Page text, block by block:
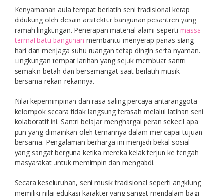
Kenyamanan aula tempat berlatih seni tradisional kerap
didukung oleh desain arsitektur bangunan pesantren yang
ramah lingkungan. Penerapan material alami seperti massa
termal batu bangunan membantu menyerap panas siang
hari dan menjaga suhu ruangan tetap dingin serta nyaman.
Lingkungan tempat latihan yang sejuk membuat santri
semakin betah dan bersemangat saat berlatih musik
bersama rekan-rekannya.
Nilai kepemimpinan dan rasa saling percaya antaranggota
kelompok secara tidak langsung terasah melalui latihan seni
kolaboratif ini. Santri belajar menghargai peran sekecil apa
pun yang dimainkan oleh temannya dalam mencapai tujuan
bersama. Pengalaman berharga ini menjadi bekal sosial
yang sangat berguna ketika mereka kelak terjun ke tengah
masyarakat untuk memimpin dan mengabdi.
Secara keseluruhan, seni musik tradisional seperti angklung
memiliki nilai edukasi karakter yang sangat mendalam bagi